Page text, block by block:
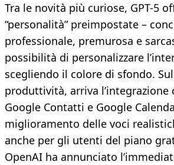
Tra le novità più curiose, GPT-5
“personalità” preimpostate –
professionale, premurosa e
possibilità di personalizzare
scegliendo il colore di sfondo.
produttività, arriva l’integrazione
Google Contatti e Google
miglioramento delle voci
anche per gli utenti del piano
OpenAI ha annunciato